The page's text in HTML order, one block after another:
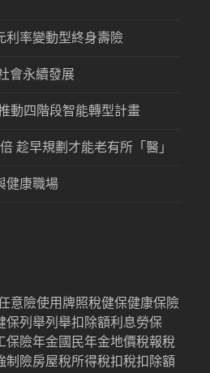
利率變動型終身壽險
會永續發展
動四階段智能轉型計畫
趁早規劃才能老有所「醫」
健康職場
意險使用牌照稅健保健康保險
保列舉列舉扣除額利息勞保
保險年金國民年金地價稅報稅
制險房屋稅所得稅扣稅扣除額